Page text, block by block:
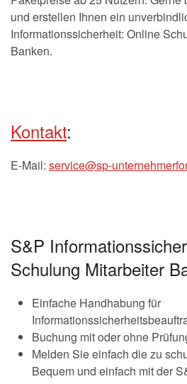
und erstellen Ihnen ein
Informationssicherheit: Online
Banken.
Kontakt:
E-Mail: service@sp-
S&P
Schulung Mitarbeiter
Einfache Handhabung für
Buchung mit oder ohne
Melden Sie einfach die zu
Bequem und einfach mit der